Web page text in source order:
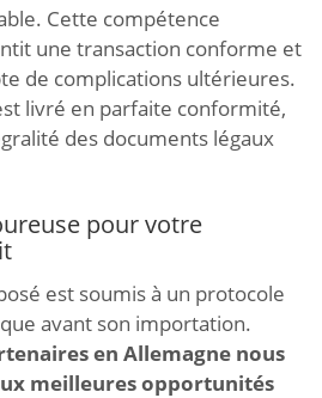
Cette compétence
une transaction conforme et
de complications ultérieures.
livré en parfaite conformité,
des documents légaux
pour votre
est soumis à un protocole
avant son importation.
en Allemagne nous
meilleures opportunités